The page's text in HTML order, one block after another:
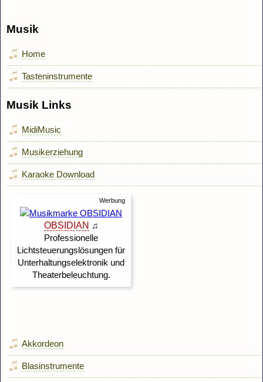
Musik
Home
Tasteninstrumente
Musik Links
MidiMusic
Musikerziehung
Karaoke Download
Akkordeon
Blasinstrumente